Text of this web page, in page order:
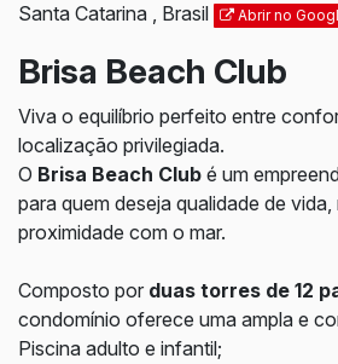
Santa Catarina , Brasil Abrir no
Brisa Beach Club
Viva o equilíbrio perfeito entre
localização privilegiada.
O Brisa Beach Club é um
para quem deseja qualidade de
proximidade com o mar.
Composto por duas torres de 12
condomínio oferece uma ampla e
Piscina adulto e infantil;